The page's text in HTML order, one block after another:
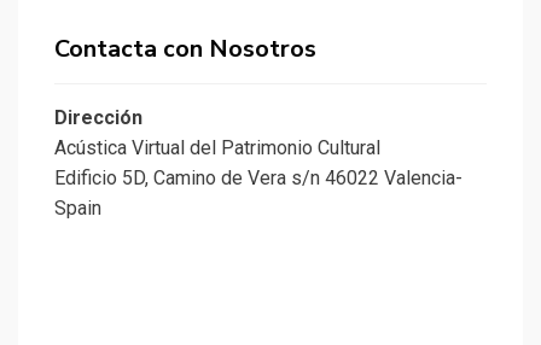
Contacta con Nosotros
Dirección
Acústica Virtual del Patrimonio Cultural
Edificio 5D, Camino de Vera s/n 46022 Valencia-
Spain